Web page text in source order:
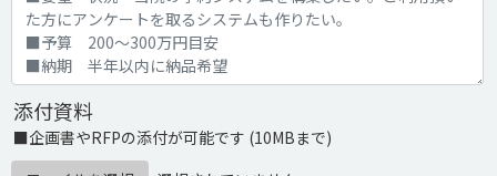
添付資料
■企画書やRFPの添付が可能です (10MBまで)